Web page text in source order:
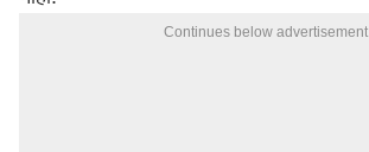
Continues below advertisement